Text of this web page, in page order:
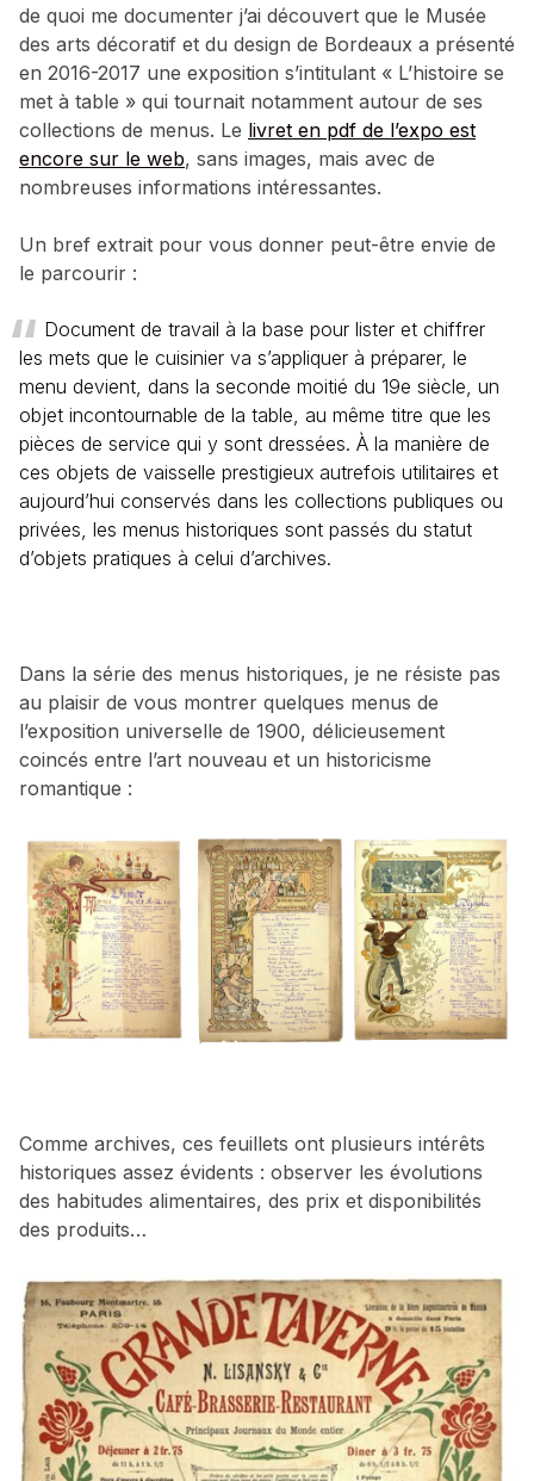
de quoi me documenter j’ai découvert que le Musée
des arts décoratif et du design de Bordeaux a présenté
en 2016-2017 une exposition s’intitulant « L’histoire se
met à table » qui tournait notamment autour de ses
collections de menus. Le livret en pdf de l’expo est
encore sur le web, sans images, mais avec de
nombreuses informations intéressantes.
Un bref extrait pour vous donner peut-être envie de
le parcourir :
Document de travail à la base pour lister et chiffrer
les mets que le cuisinier va s’appliquer à préparer, le
menu devient, dans la seconde moitié du 19e siècle, un
objet incontournable de la table, au même titre que les
pièces de service qui y sont dressées. À la manière de
ces objets de vaisselle prestigieux autrefois utilitaires et
aujourd’hui conservés dans les collections publiques ou
privées, les menus historiques sont passés du statut
d’objets pratiques à celui d’archives.
Dans la série des menus historiques, je ne résiste pas
au plaisir de vous montrer quelques menus de
l’exposition universelle de 1900, délicieusement
coincés entre l’art nouveau et un historicisme
romantique :
Comme archives, ces feuillets ont plusieurs intérêts
historiques assez évidents : observer les évolutions
des habitudes alimentaires, des prix et disponibilités
des produits…